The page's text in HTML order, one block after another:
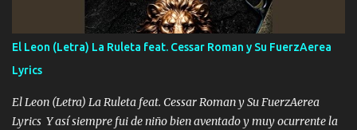
traigo El chiste es que hago lo que quiero pues así soy me mandó
yo tengo el control a todos yo les paro el dedo soy hocicon un
malcriado un malandrón Que Les importa no saben nada falsas
las risas las que me miran hay gente corriente no quieren ve...
El Leon (Letra) La Ruleta feat. Cessar Roman y Su FuerzAerea
Lyrics
El Leon (Letra) La Ruleta feat. Cessar Roman y Su FuerzAerea
Lyrics Y así siempre fui de niño bien aventado y muy ocurrente la